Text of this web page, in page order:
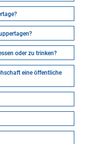
oder zu trinken?
eine öffentliche